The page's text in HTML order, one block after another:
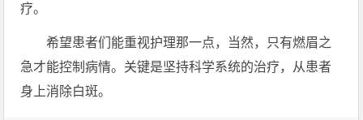
疗。
希望患者们能重视护理那一点，当然，只有燃眉之
急才能控制病情。关键是坚持科学系统的治疗，从患者
身上消除白斑。